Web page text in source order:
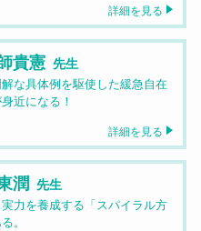
詳細を見る
貴憲 先生
な具体例を駆使した緩急自在
近になる！
詳細を見る
潤 先生
力を養成する「スパイラル方
。